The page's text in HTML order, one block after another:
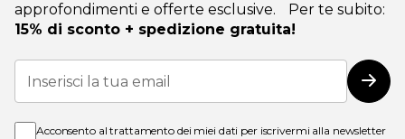
approfondimenti e offerte esclusive. Per te subito:
15% di sconto + spedizione gratuita!
Iscriviti
alla
nostra
Acconsento al trattamento dei miei dati per iscrivermi alla newsletter